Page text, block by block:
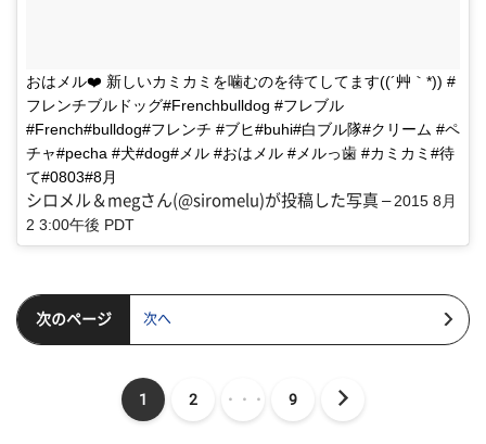
おはメル❤️ 新しいカミカミを噛むのを待てしてます((´艸｀*)) #
フレンチブルドッグ#Frenchbulldog #フレブル
#French#bulldog#フレンチ #ブヒ#buhi#白ブル隊#クリーム #ペ
チャ#pecha #犬#dog#メル #おはメル #メルっ歯 #カミカミ#待
て#0803#8月
シロメル＆megさん(@siromelu)が投稿した写真 – 2015 8月
2 3:00午後 PDT
次のページ 次へ
1 2 ・・・ 9